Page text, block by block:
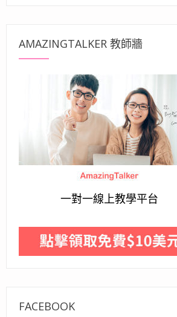
AMAZINGTALKER 教師牆
一對一線上教學平台
FACEBOOK